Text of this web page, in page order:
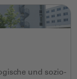
und sozio-